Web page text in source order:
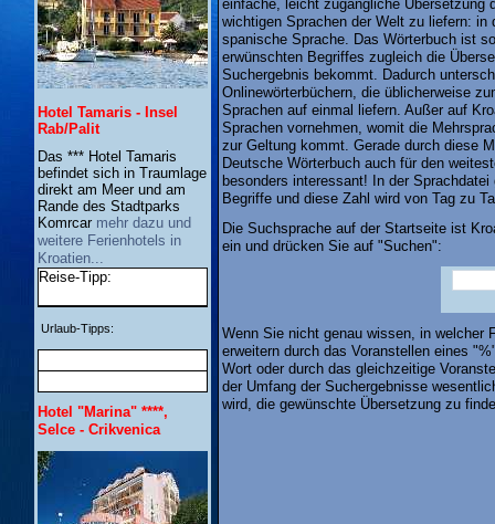
Hotel Tamaris - Insel
Rab/Palit
Das *** Hotel Tamaris
befindet sich in Traumlage
direkt am Meer und am
Rande des Stadtparks
Komrcar mehr dazu und
weitere Ferienhotels in
Kroatien...
Reise-Tipp:
Urlaub-Tipps:
Hotel "Marina" ****,
Selce - Crikvenica
einfache, leicht zugängliche Übersetzung
wichtigen Sprachen der Welt zu liefern:
spanische Sprache. Das Wörterbuch ist
erwünschten Begriffes zugleich die
Suchergebnis bekommt. Dadurch
Onlinewörterbüchern, die üblicherweise
Sprachen auf einmal liefern. Außer auf
Sprachen vornehmen, womit die
zur Geltung kommt. Gerade durch diese
Deutsche Wörterbuch auch für den
besonders interessant! In der
Begriffe und diese Zahl wird von Tag zu
Die Suchsprache auf der Startseite ist
ein und drücken Sie auf "Suchen":
Wenn Sie nicht genau wissen, in welcher
erweitern durch das Voranstellen eines
Wort oder durch das gleichzeitige
der Umfang der Suchergebnisse
wird, die gewünschte Übersetzung zu